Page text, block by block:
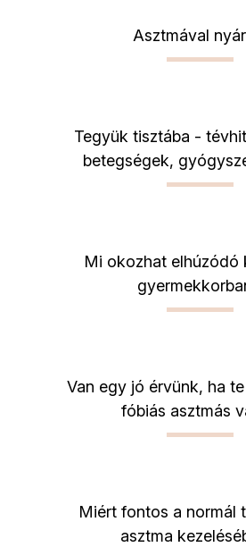
Asztmával
Tegyük tisztába -
betegségek,
Mi okozhat elhúzódó
Van egy jó érvünk, ha
fóbiás asztmás
Miért fontos a normál
asztma